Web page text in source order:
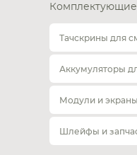
Комплектующие
Тачскрины для
Аккумуляторы
Модули и
Шлейфы и